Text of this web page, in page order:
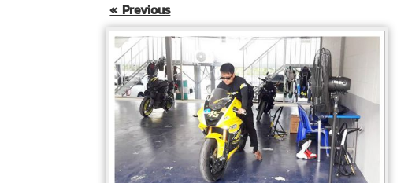
« Previous